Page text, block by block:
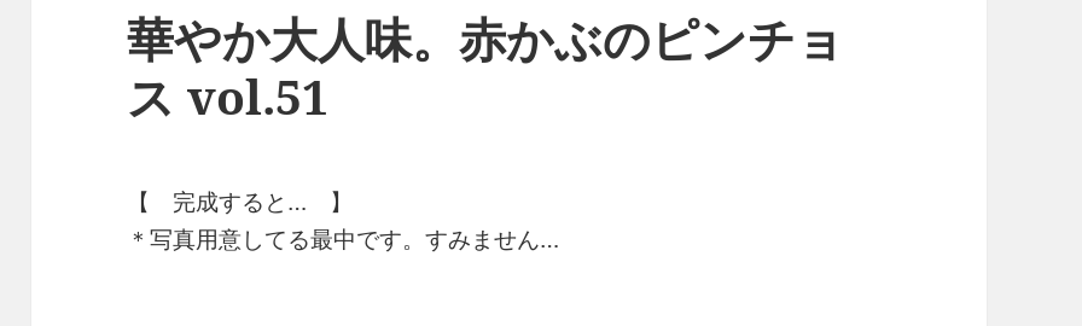
華やか大人味。赤かぶのピンチョ
ス vol.51
【 完成すると… 】
＊写真用意してる最中です。すみません…